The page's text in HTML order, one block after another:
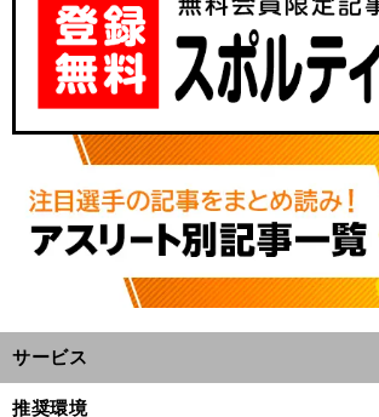
サービス
推奨環境